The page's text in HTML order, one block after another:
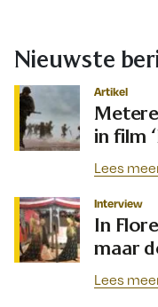
Nieuwste
Artikel
in film
Lees
Interview
In
maar
Lees